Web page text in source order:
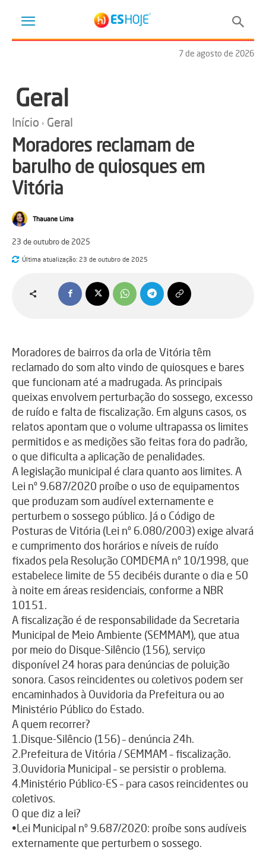
7 de agosto de 2026
Geral
Início Geral
Moradores reclamam de
barulho de quiosques em
Vitória
Thauane Lima
23 de outubro de 2025
Última atualização: 23 de outubro de 2025
Moradores de bairros da orla de Vitória têm
reclamado do som alto vindo de quiosques e bares
que funcionam até a madrugada. As principais
queixas envolvem perturbação do sossego, excesso
de ruído e falta de fiscalização. Em alguns casos, os
relatos apontam que o volume ultrapassa os limites
permitidos e as medições são feitas fora do padrão,
o que dificulta a aplicação de penalidades.
A legislação municipal é clara quanto aos limites. A
Lei nº 9.687/2020 proíbe o uso de equipamentos
que produzam som audível externamente e
perturbem o sossego público. Já o Código de
Posturas de Vitória (Lei nº 6.080/2003) exige alvará
e cumprimento dos horários e níveis de ruído
fixados pela Resolução COMDEMA nº 10/1998, que
estabelece limite de 55 decibéis durante o dia e 50
à noite em áreas residenciais, conforme a NBR
10151.
A fiscalização é de responsabilidade da Secretaria
Municipal de Meio Ambiente (SEMMAM), que atua
por meio do Disque-Silêncio (156), serviço
disponível 24 horas para denúncias de poluição
sonora. Casos reincidentes ou coletivos podem ser
encaminhados à Ouvidoria da Prefeitura ou ao
Ministério Público do Estado.
A quem recorrer?
1.Disque-Silêncio (156) – denúncia 24h.
2.Prefeitura de Vitória / SEMMAM – fiscalização.
3.Ouvidoria Municipal – se persistir o problema.
4.Ministério Público-ES – para casos reincidentes ou
coletivos.
O que diz a lei?
•Lei Municipal nº 9.687/2020: proíbe sons audíveis
externamente que perturbem o sossego.